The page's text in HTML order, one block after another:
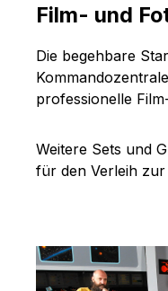
Film- und
Die begehbare
professionelle
Weitere Sets und
für den Verleih